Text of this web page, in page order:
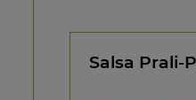
Salsa Prali-